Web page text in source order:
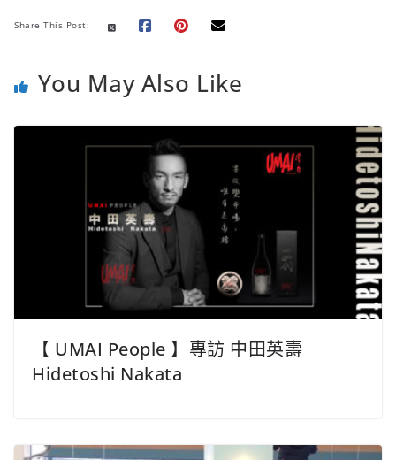
o
r
p
n
e
Share This Post:
You May Also Like
【 UMAI People 】專訪 中田英壽
Hidetoshi Nakata